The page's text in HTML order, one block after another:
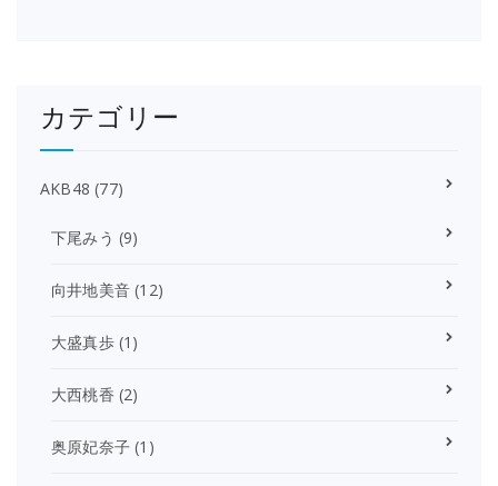
カテゴリー
AKB48 (77)
下尾みう (9)
向井地美音 (12)
大盛真歩(1)
大西桃香 (2)
奥原妃奈子 (1)